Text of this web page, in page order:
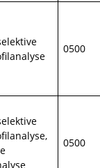
0500
0500